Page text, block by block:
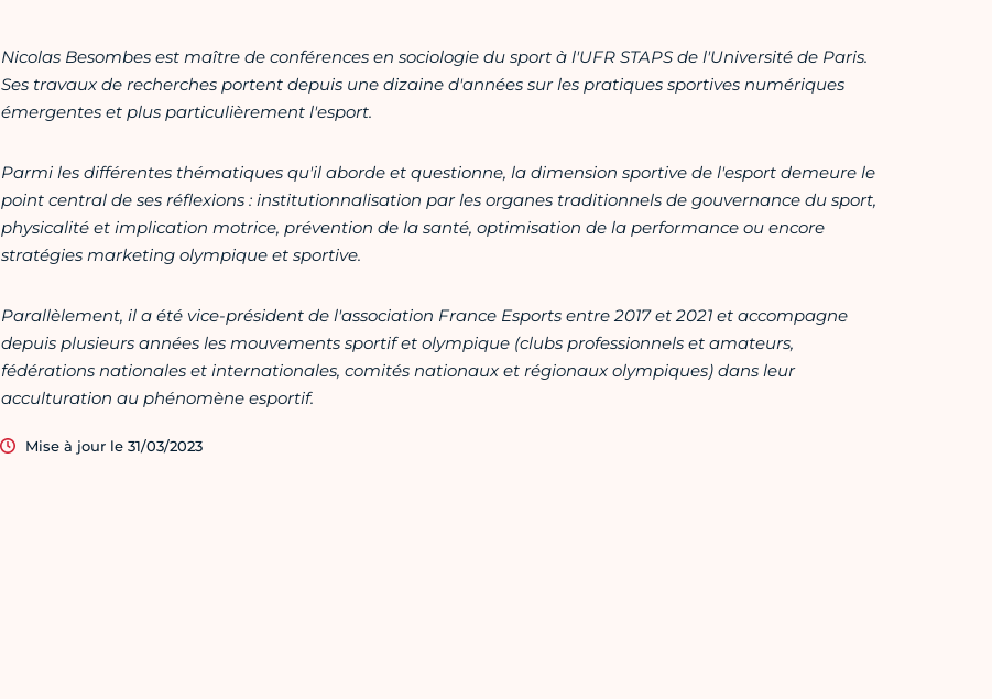
Nicolas Besombes est maître de conférences en sociologie du sport à l'UFR STAPS de l'Université de Paris.
Ses travaux de recherches portent depuis une dizaine d'années sur les pratiques sportives numériques
émergentes et plus particulièrement l'esport.
Parmi les différentes thématiques qu'il aborde et questionne, la dimension sportive de l'esport demeure le
point central de ses réflexions : institutionnalisation par les organes traditionnels de gouvernance du sport,
physicalité et implication motrice, prévention de la santé, optimisation de la performance ou encore
stratégies marketing olympique et sportive.
Parallèlement, il a été vice-président de l'association France Esports entre 2017 et 2021 et accompagne
depuis plusieurs années les mouvements sportif et olympique (clubs professionnels et amateurs,
fédérations nationales et internationales, comités nationaux et régionaux olympiques) dans leur
acculturation au phénomène esportif.
Mise à jour le 31/03/2023